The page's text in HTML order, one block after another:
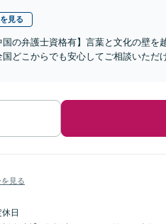
見る
国の弁護士資格有】言葉と文化の壁
どこからでも安心してご相談いただ
見る
日